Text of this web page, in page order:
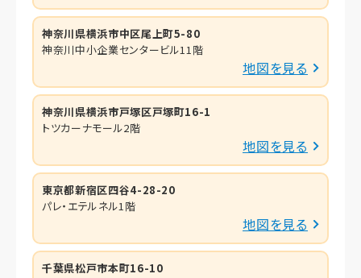
神奈川県横浜市中区尾上町5-80
神奈川中小企業センタービル11階
地図を見る
神奈川県横浜市戸塚区戸塚町16-1
トツカーナモール2階
地図を見る
東京都新宿区四谷4-28-20
パレ・エテルネル1階
地図を見る
千葉県松戸市本町16-10